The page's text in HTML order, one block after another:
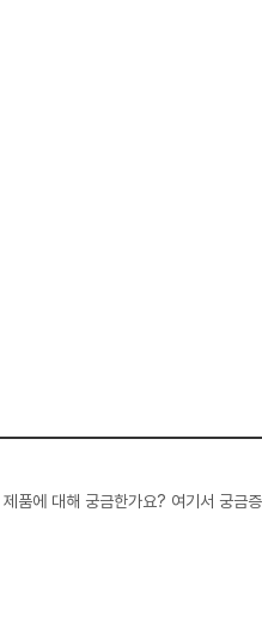
제품에 대해 궁금한가요? 여기서 궁금